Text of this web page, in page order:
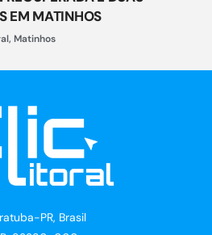
EM MATINHOS
, Matinhos
PR, Brasil